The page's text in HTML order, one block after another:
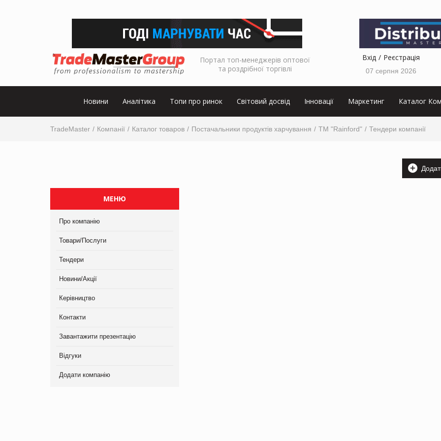
Портал топ-менеджерів оптової
та роздрібної торгівлі
Вхід Реєстрація
07 серпня 2026
Новини Аналітика Топи про ринок Світовий досвід Інновації Маркетинг Каталог
TradeMaster Компанії Каталог товаров Постачальники продуктів харчування ТМ "Rainford" Тендери компанії
МЕНЮ
Про компанію
Товари/Послуги
Тендери
Новини/Акції
Керівництво
Контакти
Завантажити презентацію
Відгуки
Додати компанію